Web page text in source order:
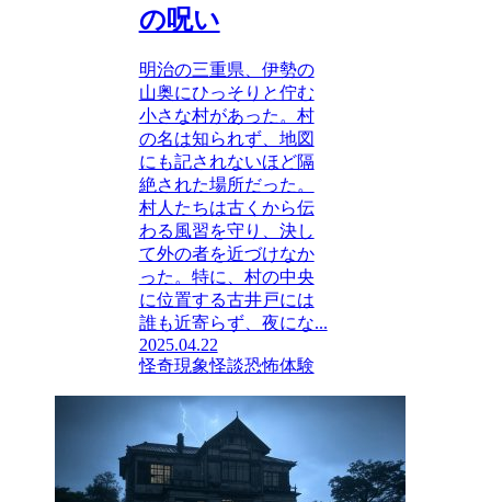
の呪い
明治の三重県、伊勢の
山奥にひっそりと佇む
小さな村があった。村
の名は知られず、地図
にも記されないほど隔
絶された場所だった。
村人たちは古くから伝
わる風習を守り、決し
て外の者を近づけなか
った。特に、村の中央
に位置する古井戸には
誰も近寄らず、夜にな...
2025.04.22
怪奇現象怪談恐怖体験